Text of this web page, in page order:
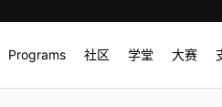
Programs 社区 学堂 大赛